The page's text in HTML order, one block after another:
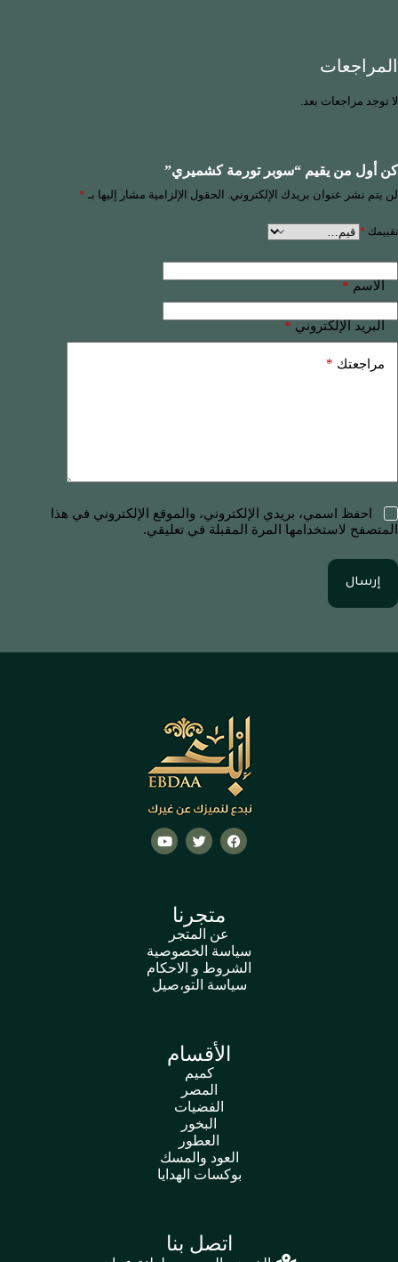
المراجعات
لا توجد مراجعات بعد.
كن أول من يقيم “سوبر تورمة كشميري”
لن يتم نشر عنوان بريدك الإلكتروني. الحقول الإلزامية مشار إليها بـ *
تقييمك *
الاسم*
البريد الإلكتروني*
مراجعتك *
احفظ اسمي، بريدي الإلكتروني، والموقع الإلكتروني في هذا
المتصفح لاستخدامها المرة المقبلة في تعليقي.
إرسال
متجرنا
عن المتجر
سياسة الخصوصية
الشروط و الاحكام
سياسة التو،صيل
الأقسام
كميم
المصر
الفضيات
البخور
العطور
العود والمسك
بوكسات الهدايا
اتصل بنا